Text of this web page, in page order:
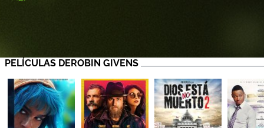
PELÍCULAS DEROBIN GIVENS